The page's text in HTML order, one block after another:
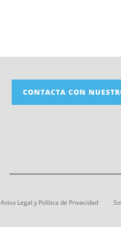
CONTACTA CON
Aviso Legal y Política de Privacidad